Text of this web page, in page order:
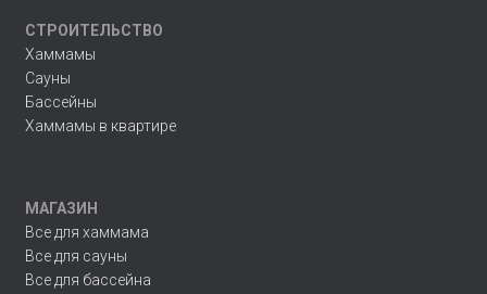
СТРОИТЕЛЬСТВО
Хаммамы
Сауны
Бассейны
Хаммамы в квартире
МАГАЗИН
Все для хаммама
Все для сауны
Все для бассейна